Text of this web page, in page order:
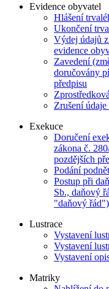
Evidence obyvatel
Hlášení
Ukončení
Výdej údajů
evidence
Zavedení
doručovány
předpisu
Zrušení
Exekuce
Doručení
zákona č.
pozdějších
Podání
Postup při
Sb., daňový
"daňový řád")
Lustrace
Vystavení
Vystavení
Vystavení
Matriky